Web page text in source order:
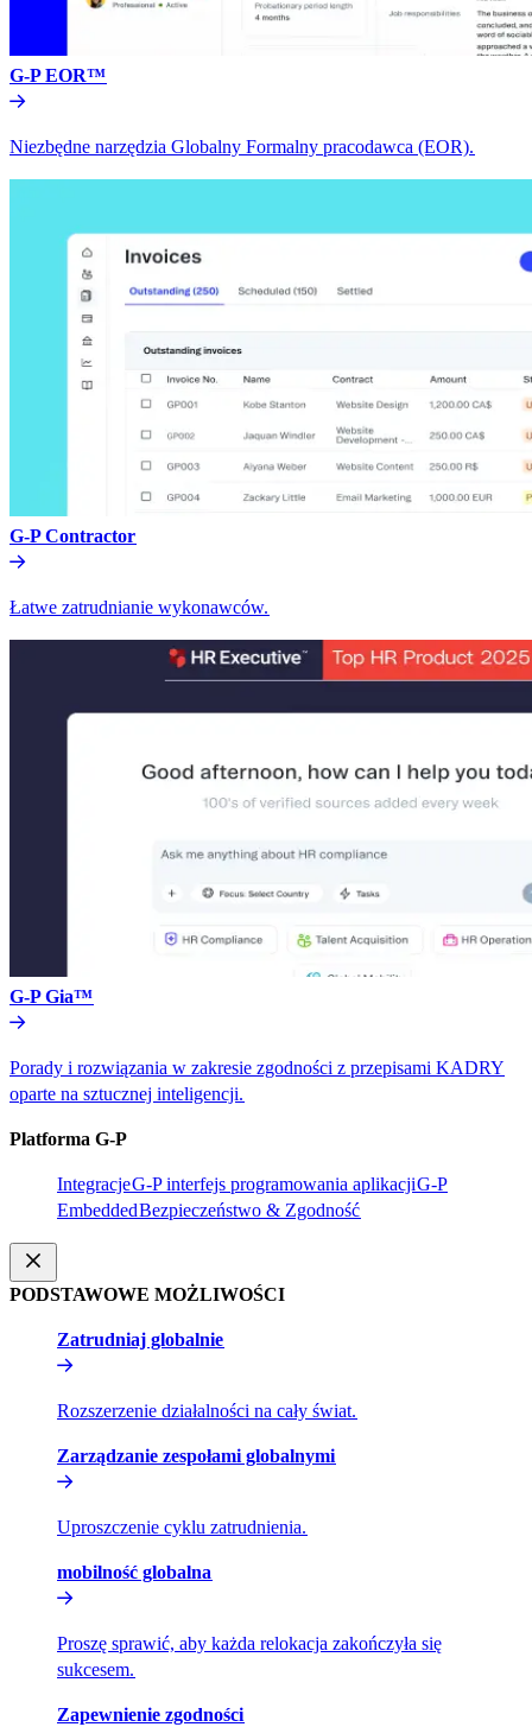
G-P EOR™​​
Niezbędne narzędzia Globalny Formalny pracodawca (EOR).​​
G-P Contractor​​
Łatwe zatrudnianie wykonawców.​​
G-P Gia™​​
Porady i rozwiązania w zakresie zgodności z przepisami KADRY
oparte na sztucznej inteligencji.​​
Platforma G-P​​
Integracje​​G-P interfejs programowania aplikacji​​G-P
Embedded​​Bezpieczeństwo & Zgodność​​
PODSTAWOWE MOŻLIWOŚCI​​
Zatrudniaj globalnie​​
Rozszerzenie działalności na cały świat.​​
Zarządzanie zespołami globalnymi​​
Uproszczenie cyklu zatrudnienia.​​
mobilność globalna​​
Proszę sprawić, aby każda relokacja zakończyła się
sukcesem.​​
Zapewnienie zgodności​​